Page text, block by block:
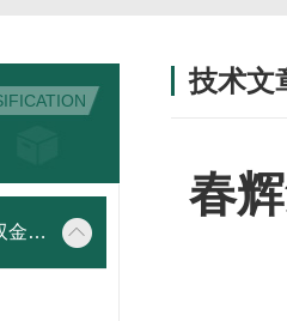
安徽春辉仪表线缆双金属温度计
技术文
春